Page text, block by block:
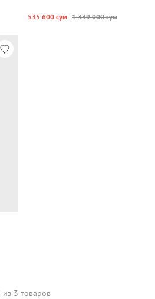
535 600 сум 1 339 000 сум
из 3 товаров